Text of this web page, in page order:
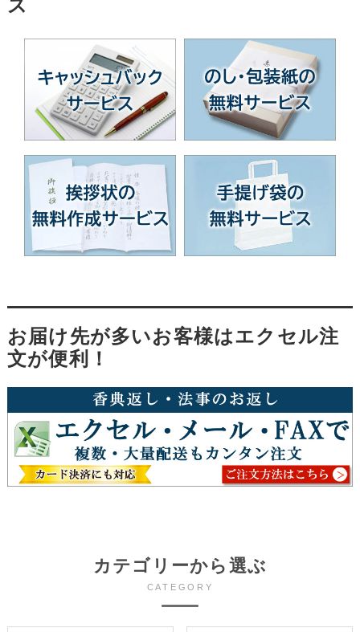
ス
お届け先が多いお客様はエクセル注
文が便利！
カテゴリーから選ぶ
CATEGORY